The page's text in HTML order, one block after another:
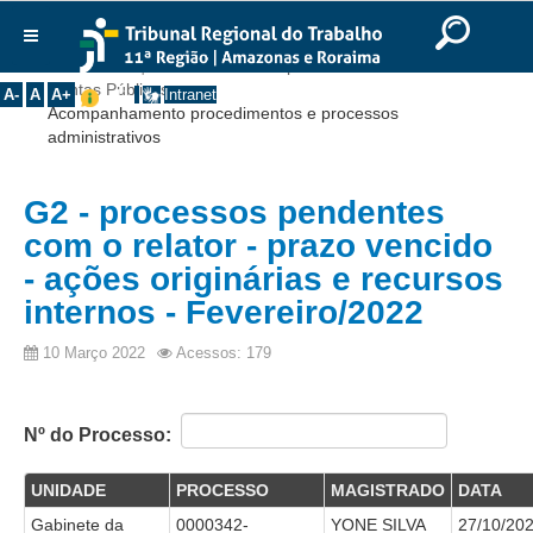
Ir para o rodapé
English
Português Español
A- A A+ Intranet
Institucional
Histórico
Corregedoria
Composição
Desembargadores
Seções Especializadas
Turmas
Juízes Manaus
Juízes Interior
Você está aqui:Início >> Transparência >>
Contas Públicas >>
Acompanhamento procedimentos e processos
administrativos
G2 - processos pendentes
com o relator - prazo vencido
- ações originárias e recursos
internos - Fevereiro/2022
10 Março 2022 Acessos: 179
Nº do Processo:
UNIDADE PROCESSO MAGISTRADO
DATA
Gabinete da
0000342-
YONE SILVA
27/10/